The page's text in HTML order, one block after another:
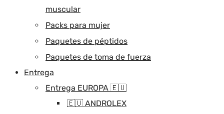
muscular
Packs para mujer
Paquetes de péptidos
Paquetes de toma de fuerza
Entrega
Entrega EUROPA 🇪🇺
🇪🇺 ANDROLEX